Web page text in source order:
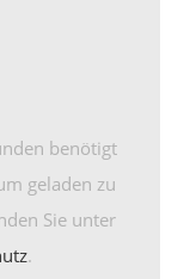
benötigt
geladen zu
Sie unter
.